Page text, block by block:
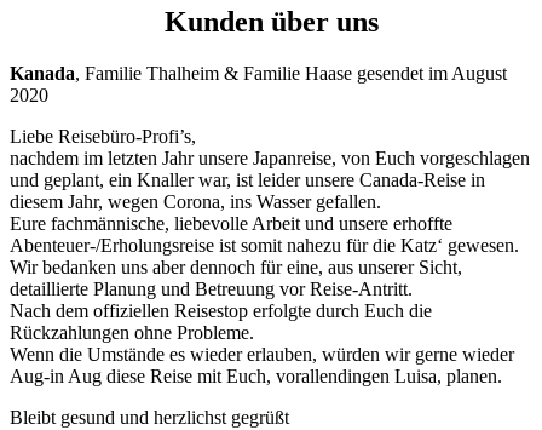
Kunden über uns
Kanada, Familie Thalheim & Familie Haase gesendet im August
2020
Liebe Reisebüro-Profi’s,
nachdem im letzten Jahr unsere Japanreise, von Euch vorgeschlagen
und geplant, ein Knaller war, ist leider unsere Canada-Reise in
diesem Jahr, wegen Corona, ins Wasser gefallen.
Eure fachmännische, liebevolle Arbeit und unsere erhoffte
Abenteuer-/Erholungsreise ist somit nahezu für die Katz‘ gewesen.
Wir bedanken uns aber dennoch für eine, aus unserer Sicht,
detaillierte Planung und Betreuung vor Reise-Antritt.
Nach dem offiziellen Reisestop erfolgte durch Euch die
Rückzahlungen ohne Probleme.
Wenn die Umstände es wieder erlauben, würden wir gerne wieder
Aug-in Aug diese Reise mit Euch, vorallendingen Luisa, planen.
Bleibt gesund und herzlichst gegrüßt